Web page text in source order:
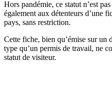
Hors pandémie, ce statut n’est
également aux détenteurs d’une
pays, sans restriction.
Cette fiche, bien qu’émise sur un
type qu’un permis de travail, ne
statut de visiteur.